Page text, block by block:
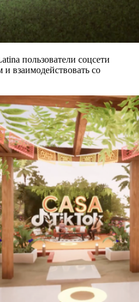
пользователи соцсети
и взаимодействовать со